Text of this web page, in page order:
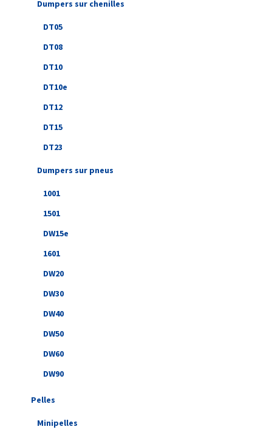
Dumpers sur chenilles
DT05
DT08
DT10
DT10e
DT12
DT15
DT23
Dumpers sur pneus
1001
1501
DW15e
1601
DW20
DW30
DW40
DW50
DW60
DW90
Pelles
Minipelles